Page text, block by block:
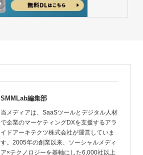
SMMLab編集部
当メディアは、SaaSツールとデジタル人材
で企業のマーケティングDXを支援するアラ
イドアーキテクツ株式会社が運営していま
す。2005年の創業以来、ソーシャルメディ
ア×テクノロジーを基軸にした6,000社以上